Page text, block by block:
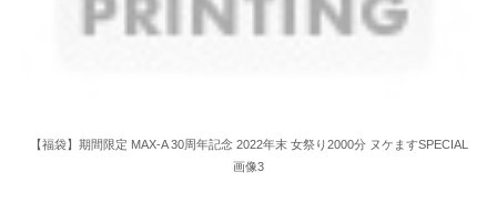
【福袋】期間限定 MAX-A 30周年記念 2022年末 女祭り2000分 ヌケますSPECIAL
画像3